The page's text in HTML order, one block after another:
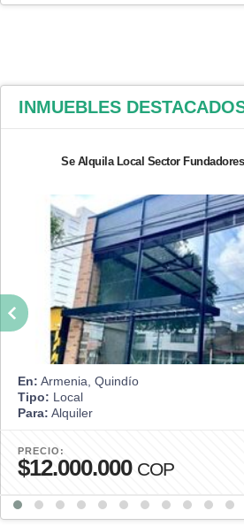
INMUEBLES
Se Alquila Local Sector
En: Armenia, Quindío
Tipo: Local
Para: Alquiler
PRECIO:
$12.000.000 COP